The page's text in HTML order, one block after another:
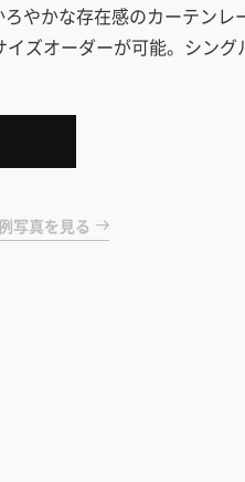
やかな存在感のカーテンレ
ズオーダーが可能。シング
写真を見る